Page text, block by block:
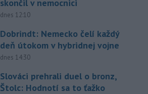
skončil v nemocnici
dnes 12:10
Dobrindt: Nemecko čelí každý
deň útokom v hybridnej vojne
dnes 14:30
Slováci prehrali duel o bronz,
Štolc: Hodnotí sa to ťažko